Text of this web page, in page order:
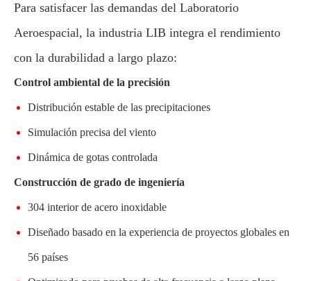
Para satisfacer las demandas del Laboratorio
Aeroespacial, la industria LIB integra el rendimiento
con la durabilidad a largo plazo:
Control ambiental de la precisión
Distribución estable de las precipitaciones
Simulación precisa del viento
Dinámica de gotas controlada
Construcción de grado de ingeniería
304 interior de acero inoxidable
Diseñado basado en la experiencia de proyectos globales en
56 países